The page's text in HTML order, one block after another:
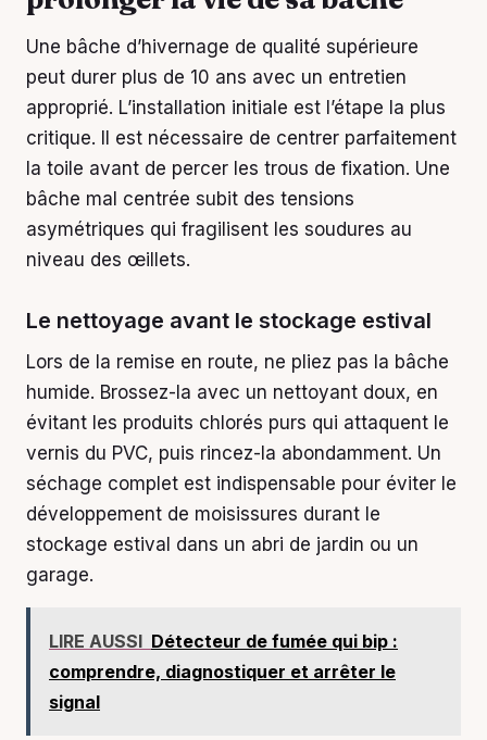
Une bâche d’hivernage de qualité supérieure
peut durer plus de 10 ans avec un entretien
approprié. L’installation initiale est l’étape la plus
critique. Il est nécessaire de centrer parfaitement
la toile avant de percer les trous de fixation. Une
bâche mal centrée subit des tensions
asymétriques qui fragilisent les soudures au
niveau des œillets.
Le nettoyage avant le stockage estival
Lors de la remise en route, ne pliez pas la bâche
humide. Brossez-la avec un nettoyant doux, en
évitant les produits chlorés purs qui attaquent le
vernis du PVC, puis rincez-la abondamment. Un
séchage complet est indispensable pour éviter le
développement de moisissures durant le
stockage estival dans un abri de jardin ou un
garage.
LIRE AUSSI Détecteur de fumée qui bip :
comprendre, diagnostiquer et arrêter le
signal